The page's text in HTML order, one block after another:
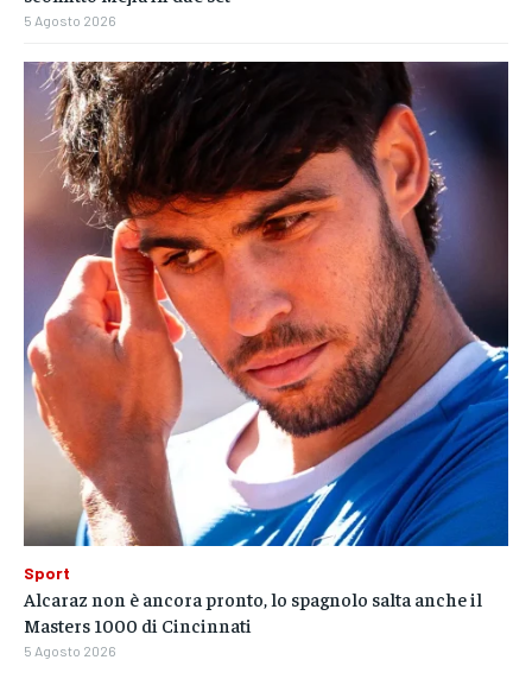
5 Agosto 2026
Sport
Alcaraz non è ancora pronto, lo spagnolo salta anche il
Masters 1000 di Cincinnati
5 Agosto 2026